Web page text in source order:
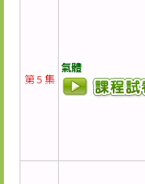
第 5 集
氣體